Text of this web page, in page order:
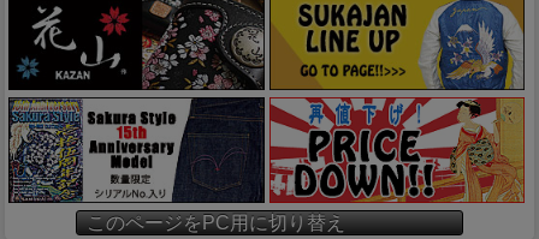
このページをPC用に切り替え